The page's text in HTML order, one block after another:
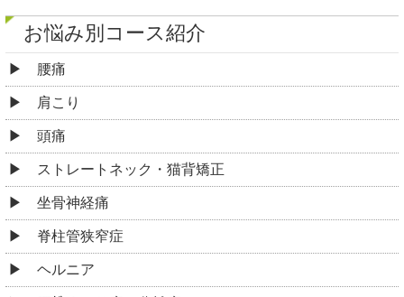
お悩み別コース紹介
腰痛
肩こり
頭痛
ストレートネック・猫背矯正
坐骨神経痛
脊柱管狭窄症
ヘルニア